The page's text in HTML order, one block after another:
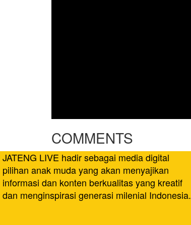
COMMENTS
JATENG LIVE hadir sebagai media digital
pilihan anak muda yang akan menyajikan
informasi dan konten berkualitas yang kreatif
dan menginspirasi generasi milenial Indonesia.